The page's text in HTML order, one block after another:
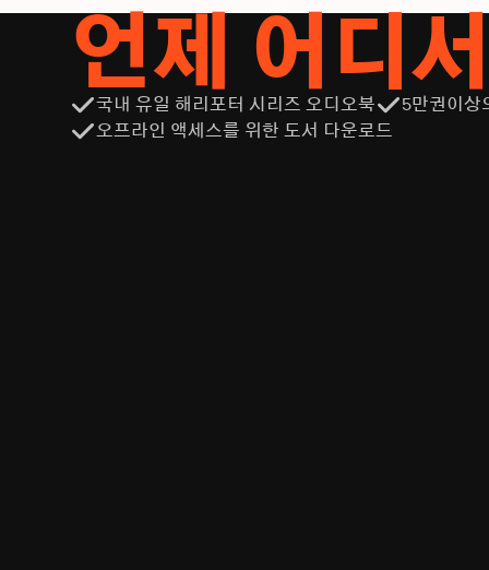
언제 어디
국내 유일 해리포터 시리즈 오디오북
5만권이상
오프라인 액세스를 위한 도서 다운로드